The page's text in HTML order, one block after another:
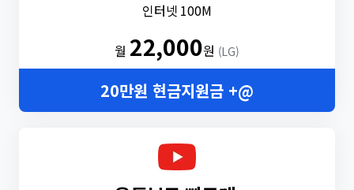
인터넷 100M
월 22,000원 (LG)
20만원 현금지원금 +@